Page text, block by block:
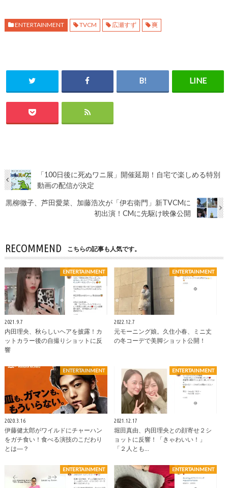
ENTERTAINMENT TVCM 広瀬すず 爽
「100日後に死ぬワニ展」開催延期！自宅で楽しめる特別
動画の配信が決定
黒柳徹子、芦田愛菜、加藤浩次が「伊右衛門」新TVCMに
初出演！CMに先駆け映像公開
RECOMMEND こちらの記事も人気です。
ENTERTAINMENT
2021.9.7
内田理央、秋らしいヘアを披露！カ
ットカラー後の自撮りショットに反
響
ENTERTAINMENT
2022.12.7
元モーニング娘。久住小春、ミニ丈
の冬コーデで美脚ショット公開！
ENTERTAINMENT
2020.3.16
伊藤健太郎がワイルドにチャーハン
をガチ食い！食べる演技のこだわり
とは―？
ENTERTAINMENT
2021.12.17
堀田真由、内田理央との顔寄せ２シ
ョットに反響！「きゃわいい！」
「２人とも…
ENTERTAINMENT ENTERTAINMENT